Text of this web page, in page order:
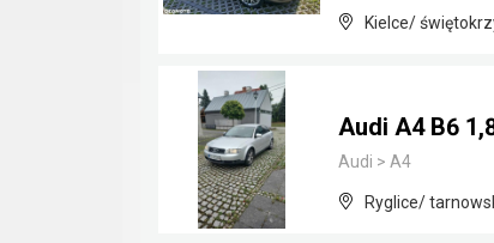
Kielce/
Audi A4 B6
Audi > A4
Ryglice/